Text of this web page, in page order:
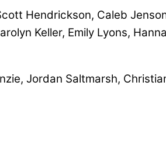
Hendrickson, Caleb
Keller, Emily Lyons,
Jordan Saltmarsh,